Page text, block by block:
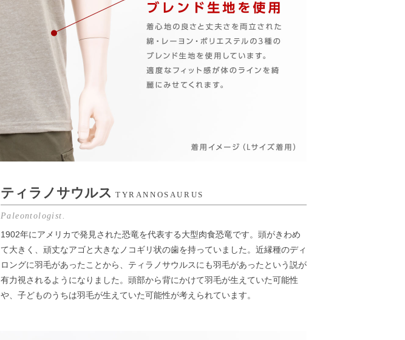
ティラノサウルス TYRANNOSAURUS
Paleontologist.
1902年にアメリカで発見された恐竜を代表する大型肉食恐竜です。頭がきわめ
て大きく、頑丈なアゴと大きなノコギリ状の歯を持っていました。近縁種のディ
ロングに羽毛があったことから、ティラノサウルスにも羽毛があったという説が
有力視されるようになりました。頭部から背にかけて羽毛が生えていた可能性
や、子どものうちは羽毛が生えていた可能性が考えられています。